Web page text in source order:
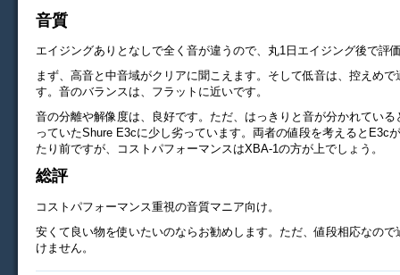
音質
エイジングありとなしで全く音が違うので、丸1日エイジング後で評
まず、高音と中音域がクリアに聞こえます。そして低音は、控えめ
す。音のバランスは、フラットに近いです。
音の分離や解像度は、良好です。ただ、はっきりと音が分かれている
っていたShure E3cに少し劣っています。両者の値段を考えるとE3c
たり前ですが、コストパフォーマンスはXBA-1の方が上でしょう。
総評
コストパフォーマンス重視の音質マニア向け。
安くて良い物を使いたいのならお勧めします。ただ、値段相応なので
けません。